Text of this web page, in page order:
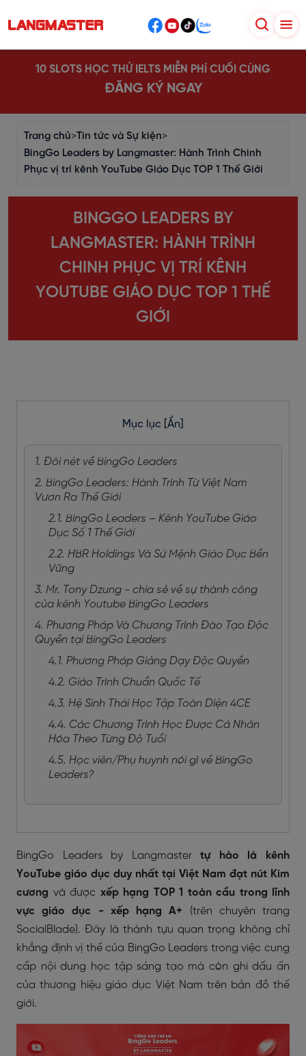
10 SLOTS HỌC THỬ IELTS MIỄN PHÍ CUỐI CÙNG
ĐĂNG KÝ NGAY
Trang chủ>Tin tức và Sự kiện>
BingGo Leaders by Langmaster: Hành Trình Chinh
Phục vị trí kênh YouTube Giáo Dục TOP 1 Thế Giới
BINGGO LEADERS BY
LANGMASTER: HÀNH TRÌNH
CHINH PHỤC VỊ TRÍ KÊNH
YOUTUBE GIÁO DỤC TOP 1 THẾ
GIỚI
Mục lục [Ẩn]
1. Đôi nét về BingGo Leaders
2. BingGo Leaders: Hành Trình Từ Việt Nam
Vươn Ra Thế Giới
2.1. BingGo Leaders – Kênh YouTube Giáo
Dục Số 1 Thế Giới
2.2. HBR Holdings Và Sứ Mệnh Giáo Dục Bền
Vững
3. Mr. Tony Dzung - chia sẻ về sự thành công
của kênh Youtube BingGo Leaders
4. Phương Pháp Và Chương Trình Đào Tạo Độc
Quyền tại BingGo Leaders
4.1. Phương Pháp Giảng Dạy Độc Quyền
4.2. Giáo Trình Chuẩn Quốc Tế
4.3. Hệ Sinh Thái Học Tập Toàn Diện 4CE
4.4. Các Chương Trình Học Được Cá Nhân
Hóa Theo Từng Độ Tuổi
4.5. Học viên/Phụ huynh nói gì về BingGo
Leaders?
BingGo Leaders by Langmastertự hào là kênh
YouTube giáo dục duy nhất tại Việt Nam đạt nút Kim
cương và được xếp hạng TOP 1 toàn cầu trong lĩnh
vực giáo dục - xếp hạng A+ (trên chuyên trang
SocialBlade). Đây là thành tựu quan trọng không chỉ
khẳng định vị thế của BingGo Leaders trong việc cung
cấp nội dung học tập sáng tạo mà còn ghi dấu ấn
của thương hiệu giáo dục Việt Nam trên bản đồ thế
giới.